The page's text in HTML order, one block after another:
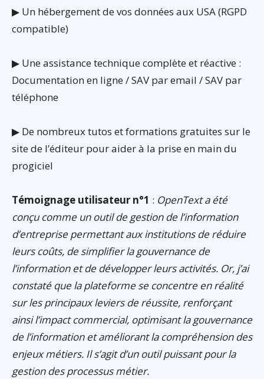
▶ Un hébergement de vos données aux USA (RGPD
compatible)
▶ Une assistance technique complète et réactive :
Documentation en ligne / SAV par email / SAV par
téléphone
▶ De nombreux tutos et formations gratuites sur le
site de l’éditeur pour aider à la prise en main du
progiciel
Témoignage utilisateur n°1 : OpenText a été
conçu comme un outil de gestion de l’information
d’entreprise permettant aux institutions de réduire
leurs coûts, de simplifier la gouvernance de
l’information et de développer leurs activités. Or, j’ai
constaté que la plateforme se concentre en réalité
sur les principaux leviers de réussite, renforçant
ainsi l’impact commercial, optimisant la gouvernance
de l’information et améliorant la compréhension des
enjeux métiers. Il s’agit d’un outil puissant pour la
gestion des processus métier.